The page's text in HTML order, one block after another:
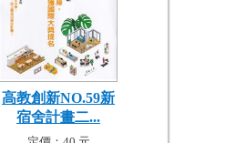
高教創新NO.59新
宿舍計畫二...